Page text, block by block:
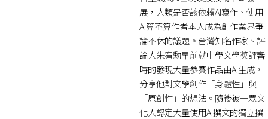
展，人類是否該依賴AI寫作、使用
AI算不算作者本人成為創作業界爭
論不休的議題。台灣知名作家、評
論人朱宥勳早前就中學文學獎評審
時的發現大量參賽作品由AI生成，
分享他對文學創作「身體性」與
「原創性」的想法。隨後被一眾文
化人認定大量使用AI撰文的獨立撰